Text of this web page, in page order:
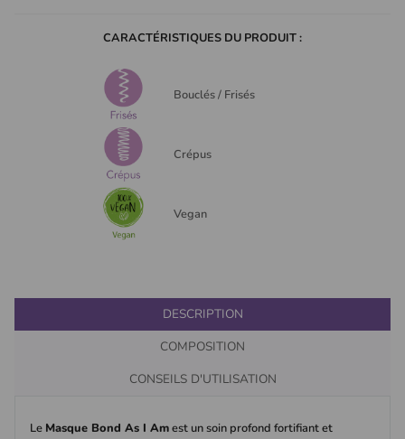
CARACTÉRISTIQUES DU PRODUIT :
Bouclés / Frisés
Crépus
Vegan
DESCRIPTION
COMPOSITION
CONSEILS D'UTILISATION
Le Masque Bond As I Amest un soin profond fortifiant et